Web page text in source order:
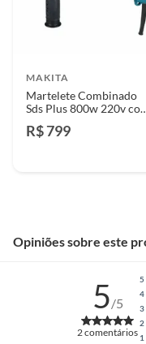
MAKITA
Martelete Combinado
Sds Plus 800w 220v
R$ 799
Opiniões sobre este
5/5
2comentários 1
2
3
4
5